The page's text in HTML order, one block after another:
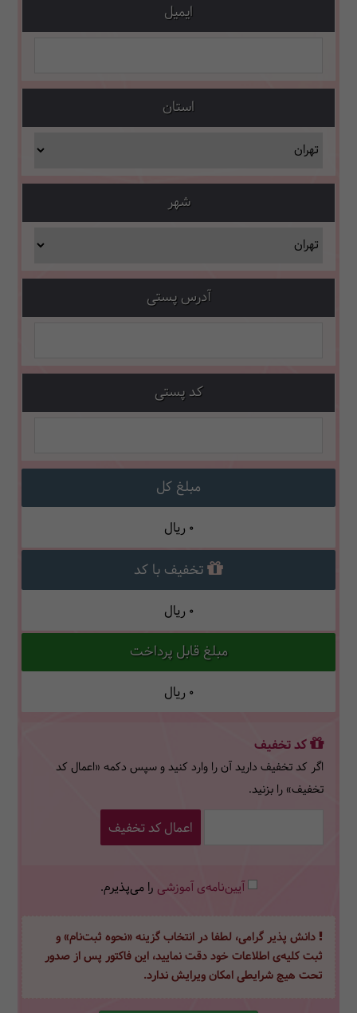
ایمیل
استان
شهر
آدرس پستی
کد پستی
مبلغ کل
0 ریال
تخفیف با کد
0 ریال
مبلغ قابل پرداخت
0 ریال
کد تخفیف
اگر کد تخفیف دارید آن را وارد کنید و سپس دکمه «اعمال کد
تخفیف» را بزنید.
اعمال کد تخفیف
آیین‌نامه‌ی آموزشی را می‌پذیرم.
دانش پذیر گرامی، لطفا در انتخاب گزینه «نحوه ثبت‌نام» و
ثبت کلیه‌ی اطلاعات خود دقت نمایید، این فاکتور پس از صدور
تحت هیچ شرایطی امکان ویرایش ندارد.